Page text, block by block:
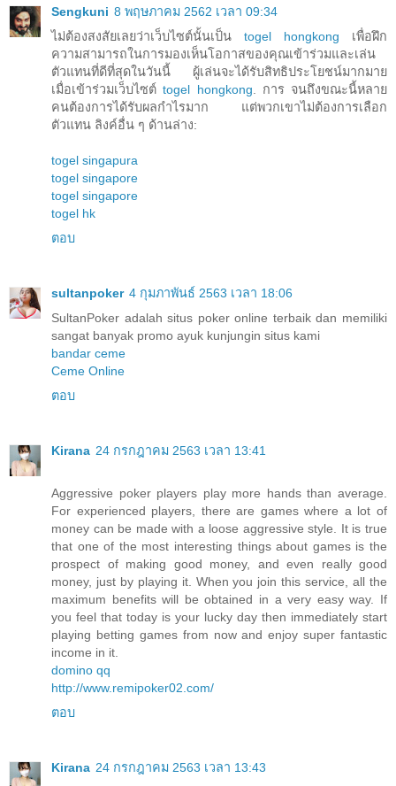
Sengkuni 8 พฤษภาคม 2562 เวลา 09:34
ไม่ต้องสงสัยเลยว่าเว็บไซต์นั้นเป็น togel hongkong เพื่อฝึก
ความสามารถในการมองเห็นโอกาสของคุณเข้าร่วมและเล่น
ตัวแทนที่ดีที่สุดในวันนี้ ผู้เล่นจะได้รับสิทธิประโยชน์มากมาย
เมื่อเข้าร่วมเว็บไซต์togel hongkong . การ จนถึงขณะนี้หลาย
คนต้องการได้รับผลกำไรมาก แต่พวกเขาไม่ต้องการเลือก
ตัวแทน ลิงค์อื่น ๆ ด้านล่าง:
togel singapura
togel singapore
togel singapore
togel hk
ตอบ
sultanpoker 4 กุมภาพันธ์ 2563 เวลา 18:06
SultanPoker adalah situs poker online terbaik dan memiliki
sangat banyak promo ayuk kunjungin situs kami
bandar ceme
Ceme Online
ตอบ
Kirana 24 กรกฎาคม 2563 เวลา 13:41
Aggressive poker players play more hands than average.
For experienced players, there are games where a lot of
money can be made with a loose aggressive style. It is true
that one of the most interesting things about games is the
prospect of making good money, and even really good
money, just by playing it. When you join this service, all the
maximum benefits will be obtained in a very easy way. If
you feel that today is your lucky day then immediately start
playing betting games from now and enjoy super fantastic
income in it.
domino qq
http://www.remipoker02.com/
ตอบ
Kirana 24 กรกฎาคม 2563 เวลา 13:43